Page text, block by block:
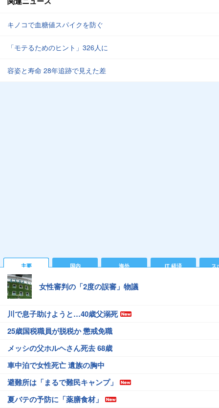
キノコで血糖値スパイクを防ぐ
「モテるためのヒント」326人に
容姿と寿命 28年追跡で見えた差
主要 国内 海外 IT 経済 ス
女性審判の「2度の誤審」物議
川で息子助けようと…40歳父溺死
25歳国税職員が脱税か 懲戒免職
メッシの父ホルヘさん死去 68歳
車中泊で女性死亡 遺族の胸中
避難所は「まるで難民キャンプ」
夏バテの予防に「薬膳食材」